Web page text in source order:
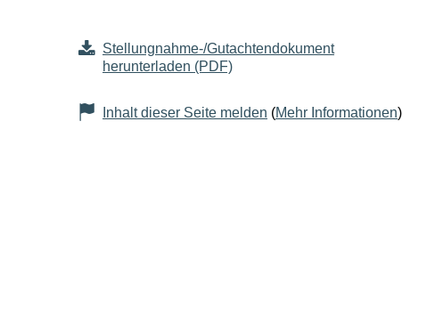
Stellungnahme-/Gutachtendokument
herunterladen (PDF)
Inhalt dieser Seite melden (Mehr Informationen)